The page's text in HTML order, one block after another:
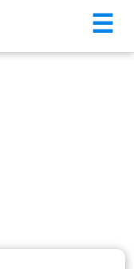
☰